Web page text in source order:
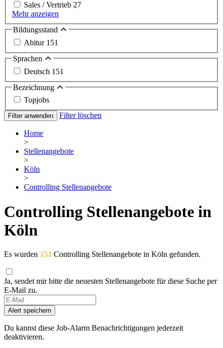
Sales / Vertrieb 27
Mehr anzeigen
Bildungsstand
Abitur 151
Sprachen
Deutsch 151
Bezeichnung
Topjobs
Filter anwenden Filter löschen
Home
>
Stellenangebote
>
Köln
>
Controlling Stellenangebote
Controlling Stellenangebote in
Köln
Es wurden 151 Controlling Stellenangebote in Köln gefunden.
Ja, sendet mir bitte die neuesten Stellenangebote für diese Suche per
E-Mail zu.
If
you
are
a
human,
Alert speichern
Du kannst diese Job-Alarm Benachrichtigungen jederzeit
deaktivieren.